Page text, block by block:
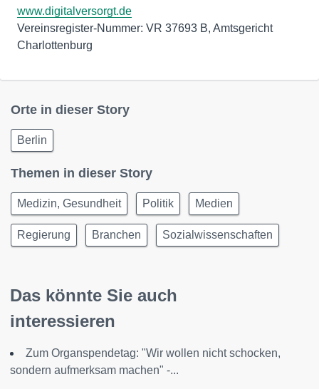
www.digitalversorgt.de
Vereinsregister-Nummer: VR 37693 B, Amtsgericht
Charlottenburg
Orte in dieser Story
Berlin
Themen in dieser Story
Medizin, Gesundheit Politik Medien
Regierung Branchen Sozialwissenschaften
Das könnte Sie auch
interessieren
Zum Organspendetag: "Wir wollen nicht schocken,
sondern aufmerksam machen" -...